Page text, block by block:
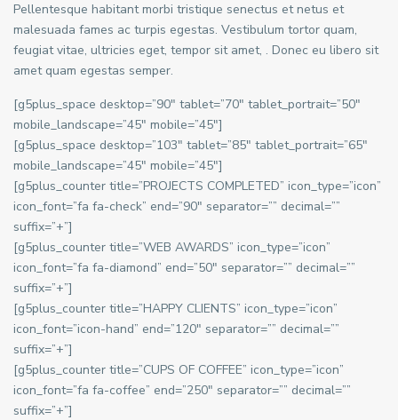
Pellentesque habitant morbi tristique senectus et netus et
malesuada fames ac turpis egestas. Vestibulum tortor quam,
feugiat vitae, ultricies eget, tempor sit amet, . Donec eu libero sit
amet quam egestas semper.
[g5plus_space desktop=”90″ tablet=”70″ tablet_portrait=”50″
mobile_landscape=”45″ mobile=”45″]
[g5plus_space desktop=”103″ tablet=”85″ tablet_portrait=”65″
mobile_landscape=”45″ mobile=”45″]
[g5plus_counter title=”PROJECTS COMPLETED” icon_type=”icon”
icon_font=”fa fa-check” end=”90″ separator=”” decimal=””
suffix=”+”]
[g5plus_counter title=”WEB AWARDS” icon_type=”icon”
icon_font=”fa fa-diamond” end=”50″ separator=”” decimal=””
suffix=”+”]
[g5plus_counter title=”HAPPY CLIENTS” icon_type=”icon”
icon_font=”icon-hand” end=”120″ separator=”” decimal=””
suffix=”+”]
[g5plus_counter title=”CUPS OF COFFEE” icon_type=”icon”
icon_font=”fa fa-coffee” end=”250″ separator=”” decimal=””
suffix=”+”]